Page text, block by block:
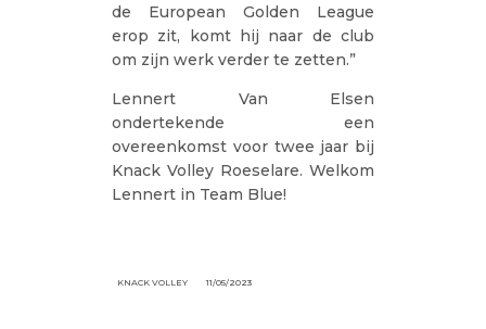
de European Golden League
erop zit, komt hij naar de club
om zijn werk verder te zetten.”
Lennert Van Elsen
ondertekende een
overeenkomst voor twee jaar bij
Knack Volley Roeselare. Welkom
Lennert in Team Blue!
KNACK VOLLEY 11/05/2023